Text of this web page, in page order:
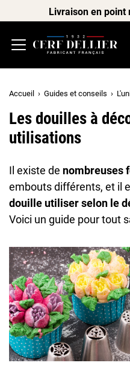
Livraison en
Accueil Guides et conseils
Les douilles à
utilisations
Il existe de nombreuses
embouts différents, et il
douille utiliser selon le
Voici un guide pour tout